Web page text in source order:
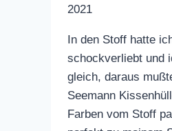
2021
In den Stoff hatte
schockverliebt und
gleich, daraus
Seemann
Farben vom Stoff